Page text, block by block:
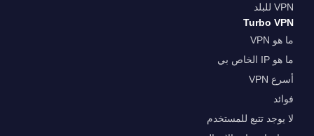
VPN للبلد
Turbo VPN
ما هو VPN
ما هو IP الخاص بي
أسرع VPN
فوائد
لا يوجد تتبع للمستخدم